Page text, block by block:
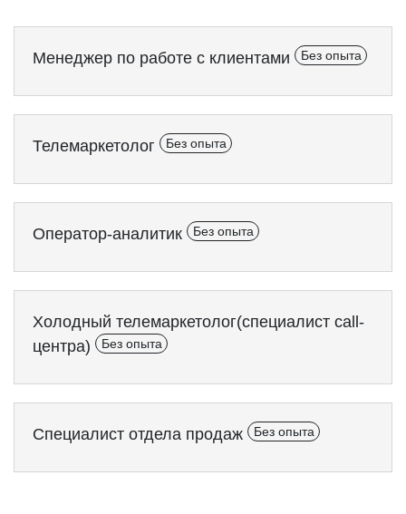
Менеджер по работе с клиентами Без опыта
Телемаркетолог Без опыта
Оператор-аналитик Без опыта
Холодный телемаркетолог(специалист call-
центра)
Без опыта
Специалист отдела продаж Без опыта